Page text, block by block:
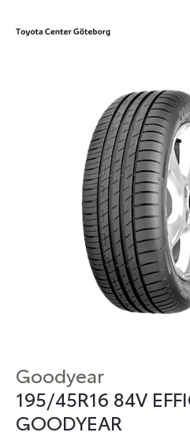
Goodyear
195/45R16 84V
GOODYEAR